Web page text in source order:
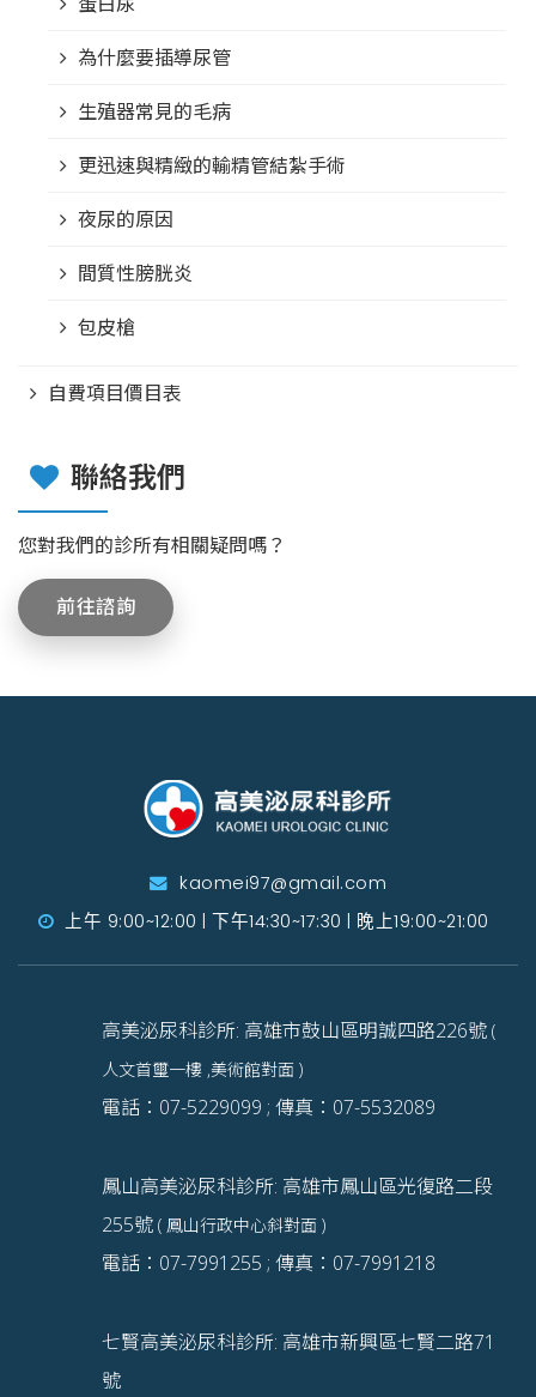
為什麼要插導尿管
生殖器常見的毛病
更迅速與精緻的輸精管結紮手術
夜尿的原因
間質性膀胱炎
包皮槍
自費項目價目表
聯絡我們
您對我們的診所有相關疑問嗎？
前往諮詢
kaomei97@gmail.com
上午 9:00~12:00 | 下午14:30~17:30 | 晚上19:00~21:00
高美泌尿科診所: 高雄市鼓山區明誠四路226號 (
人文首璽一樓 ,美術館對面 )
電話：07-5229099 ; 傳真：07-5532089
鳳山高美泌尿科診所: 高雄市鳳山區光復路二段
255號 ( 鳳山行政中心斜對面 )
電話：07-7991255 ; 傳真：07-7991218
七賢高美泌尿科診所: 高雄市新興區七賢二路71
號